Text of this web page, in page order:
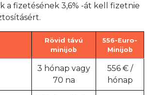
a fizetésének 3,6% -át kell fizetnie
Rövid távú
minijob
556-Euro-
Minijob
3 hónap vagy
70 na
556 € /
hónap